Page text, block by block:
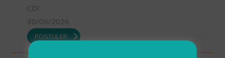
CDI
30/06/2026
POSTULER